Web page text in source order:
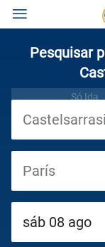
Cruzeiros
Pesquisar
Só Ida